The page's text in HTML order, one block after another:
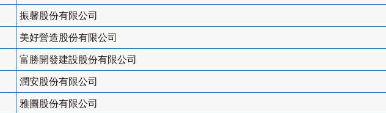
振馨股份有限公司
美好營造股份有限公司
富勝開發建設股份有限公司
潤安股份有限公司
雅圖股份有限公司